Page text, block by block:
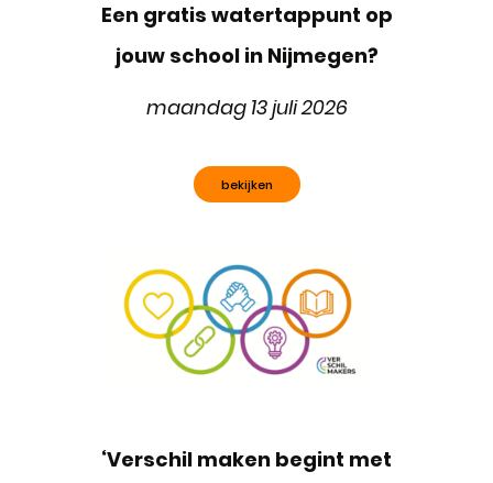
Een gratis watertappunt op
jouw school in Nijmegen?
maandag 13 juli 2026
bekijken
‘Verschil maken begint met